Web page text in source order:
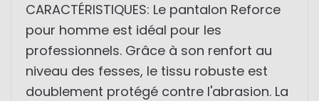
CARACTÉRISTIQUES: Le pantalon Reforce
pour homme est idéal pour les
professionnels. Grâce à son renfort au
niveau des fesses, le tissu robuste est
doublement protégé contre l'abrasion. La